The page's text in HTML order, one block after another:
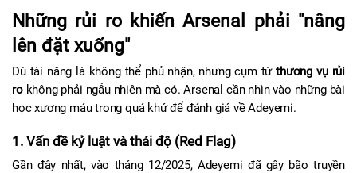
Những rủi ro khiến Arsenal phải "nâng
lên đặt xuống"
Dù tài năng là không thể phủ nhận, nhưng cụm từ thương vụ rủi
ro không phải ngẫu nhiên mà có. Arsenal cần nhìn vào những bài
học xương máu trong quá khứ để đánh giá về Adeyemi.
1. Vấn đề kỷ luật và thái độ (Red Flag)
Gần đây nhất, vào tháng 12/2025, Adeyemi đã gây bão truyền